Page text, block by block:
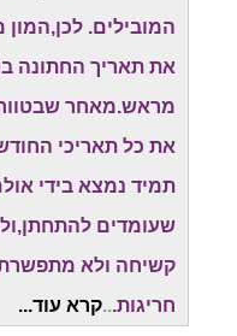
המובילים.
מראש.מאחר שבטווח
את כל תאריכי
תמיד נמצא בידי
שעומדים
קשיחה ולא
חריגות...קרא עוד...